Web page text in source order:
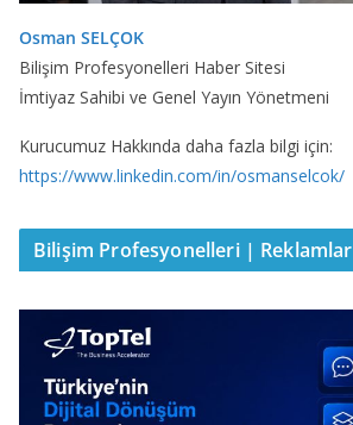
Osman SELÇOK
Bilişim Profesyonelleri Haber Sitesi
İmtiyaz Sahibi ve Genel Yayın Yönetmeni
Kurucumuz Hakkında daha fazla bilgi için:
https://www.linkedin.com/in/osmanselcok/
Bilişim Profesyonelleri | Reklamlar